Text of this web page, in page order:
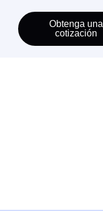
Obtenga una
cotización